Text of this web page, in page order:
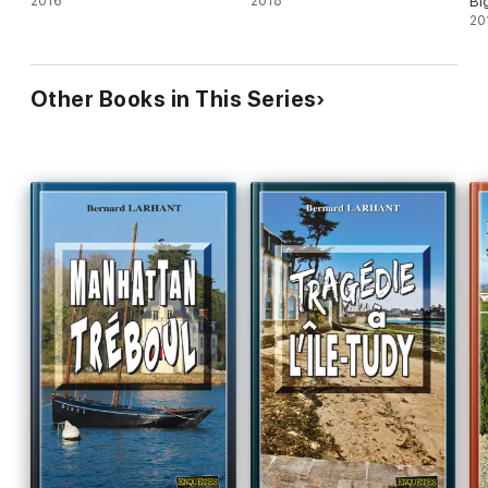
Other Books in This Series